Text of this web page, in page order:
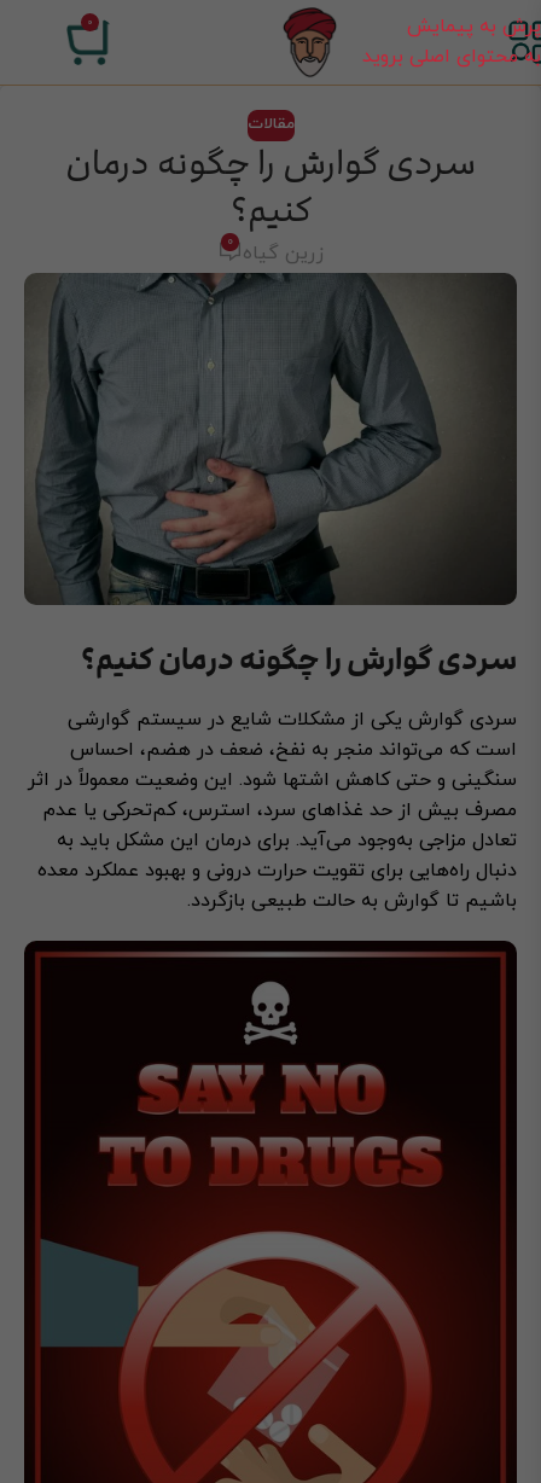
پرش به پیمایش
به محتوای اصلی بروید
0
مقالات
سردی گوارش را چگونه درمان
کنیم؟
زرین گیاه 0
سردی گوارش را چگونه درمان کنیم؟
سردی گوارش یکی از مشکلات شایع در سیستم گوارشی
است که می‌تواند منجر به نفخ، ضعف در هضم، احساس
سنگینی و حتی کاهش اشتها شود. این وضعیت معمولاً در اثر
مصرف بیش از حد غذاهای سرد، استرس، کم‌تحرکی یا عدم
تعادل مزاجی به‌وجود می‌آید. برای درمان این مشکل باید به
دنبال راه‌هایی برای تقویت حرارت درونی و بهبود عملکرد معده
باشیم تا گوارش به حالت طبیعی بازگردد.